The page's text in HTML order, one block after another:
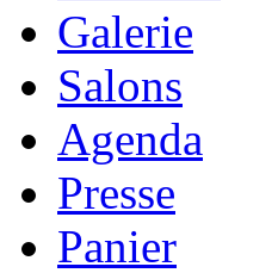
Galerie
Salons
Agenda
Presse
Panier